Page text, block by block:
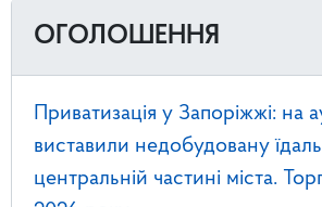
ОГОЛОШЕННЯ
Приватизація у Запоріжжі: на
виставили недобудовану
центральній частині міста.